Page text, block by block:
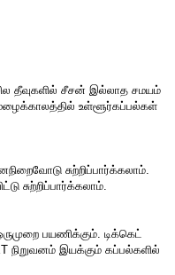
தீவுகளில் சீசன் இல்லாத சமயம்
மழைக்காலத்தில் உள்ளூர்கப்பல்கள்
சுற்றிப்பார்க்கலாம்.
சுற்றிப்பார்க்கலாம்.
பயணிக்கும். டிக்கெட்
நிறுவனம் இயக்கும் கப்பல்களில்